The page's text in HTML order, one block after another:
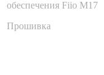
обеспечения Fiio M17
Прошивка